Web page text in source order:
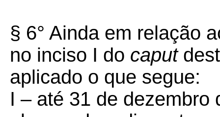
§ 6° Ainda em relação
no inciso I do caput
aplicado o que segue:
I – até 31 de dezembro